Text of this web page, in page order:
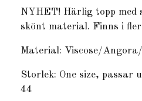
NYHET! Härlig topp med
skönt material. Finns i
Material: Viscose/
Storlek: One size, passar
44